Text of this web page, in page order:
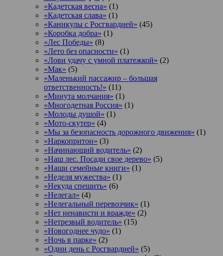
«Кадетская весна» (1)
«Кадетская слава» (1)
«Каникулы с Росгвардией» (45)
«Коробка добра» (1)
«Лес Победы» (8)
«Лето без опасности» (1)
«Лови удачу с умной платежкой» (2)
«Мак» (5)
«Маленький пассажир – большая
ответственность!» (11)
«Минута молчания» (1)
«Многодетная Россия» (1)
«Молоды душой» (1)
«Мото-скутер» (4)
«Мы за безопасность дорожного движения» (1)
«Наркопритон» (3)
«Начинающий водитель» (2)
«Наш лес. Посади свое дерево» (5)
«Наши семейные книги» (1)
«Неделя мужества» (1)
«Некуда спешить» (6)
«Нелегал» (4)
«Нелегальный перевозчик» (1)
«Нет ненависти и вражде» (2)
«Нетрезвый водитель» (15)
«Новогоднее чудо» (1)
«Ночь в парке» (2)
«Один день с Росгвардией» (5)